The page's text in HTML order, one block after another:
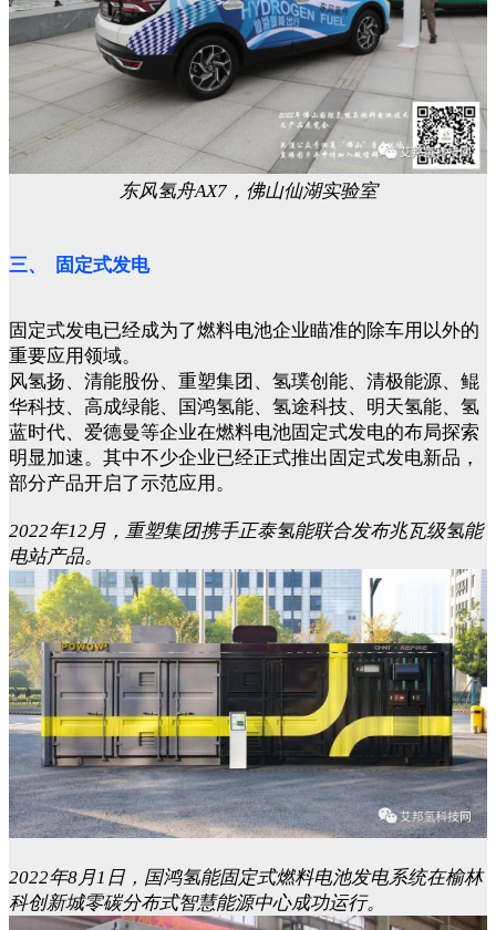
东风氢舟AX7，佛山仙湖实验室
三、 固定式发电
固定式发电已经成为了燃料电池企业瞄准的除车用以外的
重要应用领域。
风氢扬、清能股份、重塑集团、氢璞创能、清极能源、鲲
华科技、高成绿能、国鸿氢能、氢途科技、明天氢能、氢
蓝时代、爱德曼等企业在燃料电池固定式发电的布局探索
明显加速。其中不少企业已经正式推出固定式发电新品，
部分产品开启了示范应用。
2022年12月，重塑集团携手正泰氢能联合发布兆瓦级氢能
电站产品。
2022年8月1日，国鸿氢能固定式燃料电池发电系统在榆林
科创新城零碳分布式智慧能源中心成功运行。